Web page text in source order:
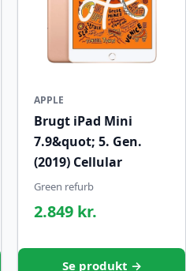
APPLE
Brugt iPad Mini
7.9&quot; 5. Gen.
(2019) Cellular
Green refurb
2.849 kr.
Se produkt →